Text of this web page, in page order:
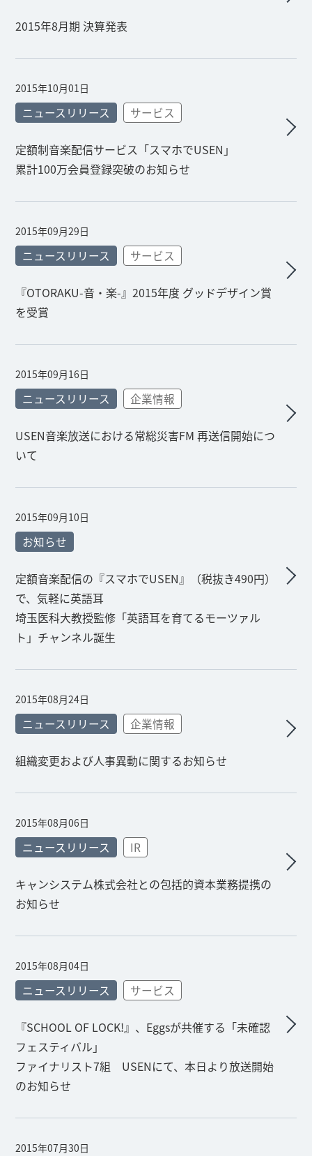
2015年8月期 決算発表
2015年10月01日
ニュースリリース サービス
定額制音楽配信サービス「スマホでUSEN」
累計100万会員登録突破のお知らせ
2015年09月29日
ニュースリリース サービス
『OTORAKU-音・楽-』2015年度 グッドデザイン賞
を受賞
2015年09月16日
ニュースリリース 企業情報
USEN音楽放送における常総災害FM 再送信開始につ
いて
2015年09月10日
お知らせ
定額音楽配信の『スマホでUSEN』（税抜き490円）
で、気軽に英語耳
埼玉医科大教授監修「英語耳を育てるモーツァル
ト」チャンネル誕生
2015年08月24日
ニュースリリース 企業情報
組織変更および人事異動に関するお知らせ
2015年08月06日
ニュースリリース IR
キャンシステム株式会社との包括的資本業務提携の
お知らせ
2015年08月04日
ニュースリリース サービス
『SCHOOL OF LOCK!』、Eggsが共催する「未確認
フェスティバル」
ファイナリスト7組 USENにて、本日より放送開始
のお知らせ
2015年07月30日